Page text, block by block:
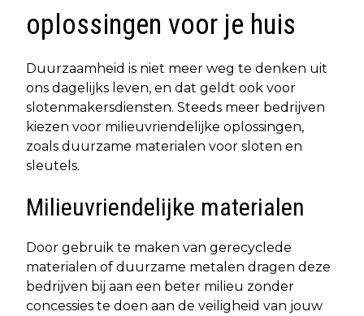
oplossingen voor je huis
Duurzaamheid is niet meer weg te denken uit
ons dagelijks leven, en dat geldt ook voor
slotenmakersdiensten. Steeds meer bedrijven
kiezen voor milieuvriendelijke oplossingen,
zoals duurzame materialen voor sloten en
sleutels.
Milieuvriendelijke materialen
Door gebruik te maken van gerecyclede
materialen of duurzame metalen dragen deze
bedrijven bij aan een beter milieu zonder
concessies te doen aan de veiligheid van jouw